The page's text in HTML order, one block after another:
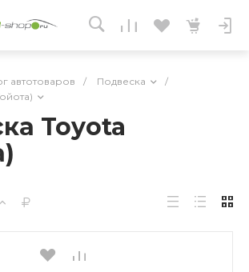
автотоваров / Подвеска
/
Toyota